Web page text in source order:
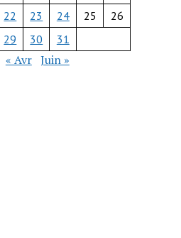
22 23 24 25
26
29 30 31
« Avr Juin »